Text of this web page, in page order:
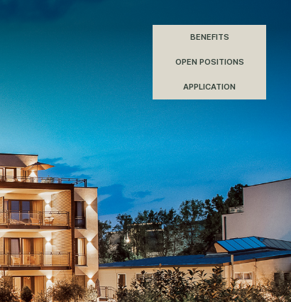
BENEFITS
OPEN POSITIONS
APPLICATION